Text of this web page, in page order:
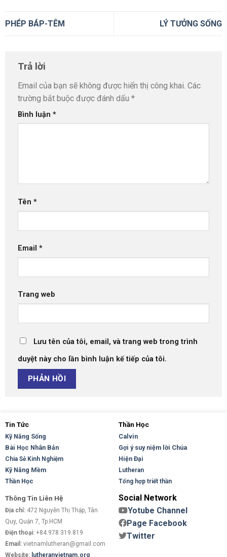
PHÉP BÁP-TÊM LÝ TƯỞNG SỐNG
Trả lời
Email của bạn sẽ không được hiển thị công khai. Các
trường bắt buộc được đánh dấu *
Bình luận *
Tên *
Email *
Trang web
Lưu tên của tôi, email, và trang web trong trình
duyệt này cho lần bình luận kế tiếp của tôi.
Tin Tức
Kỹ Năng Sống
Bài Học Nhân Bản
Chia Sẻ Kinh Nghiệm
Kỹ Năng Mềm
Thần Học
Thần Học
Calvin
Gợi ý suy niệm lời Chúa
Hiện Đại
Lutheran
Tổng hợp triết thần
Thông Tin Liên Hệ
Địa chỉ: 472 Nguyễn Thị Thập, Tân
Quy, Quận 7, Tp.HCM
Điện thoại: +84.978.319.819
Email: vietnamlutheran@gmail.com
Website: lutheranvietnam.org
Social Network
Yotube Channel
Page Facebook
Twitter